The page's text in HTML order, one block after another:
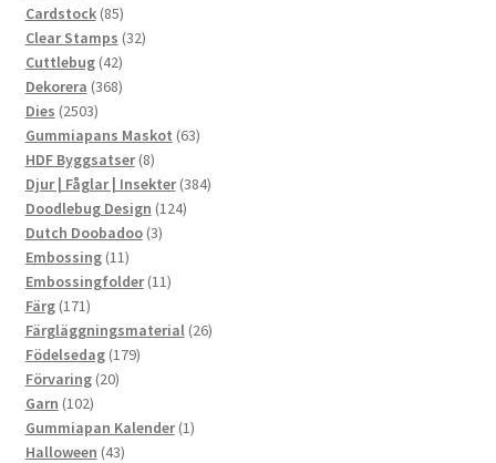
produkter
Cardstock 8585
produkter
Clear Stamps 3232
Cuttlebug 4242
produkter
Dekorera 368368
Dies 25032503
produkter
Gummiapans Maskot 6363
HDF Byggsatser 88
produkter
Djur | Fåglar | Insekter 384384
Doodlebug Design 124124
Dutch Doobadoo 33
Embossing 1111
produkter
Embossingfolder 1111
Färg 171171
produkter
Färgläggningsmaterial 2626
Födelsedag 179179
Förvaring 2020
Garn 102102
produkter
Gummiapan Kalender 11
Halloween 4343